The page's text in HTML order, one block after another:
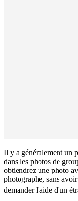
Il y a généralement un
dans les photos de
obtiendrez une photo
photographe, sans
demander l'aide d'un